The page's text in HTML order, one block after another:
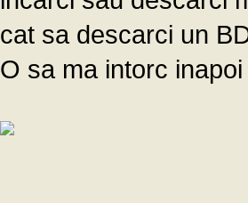
cat sa descarci un
O sa ma intorc